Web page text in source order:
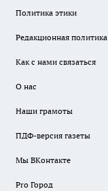
Политика этики
Редакционная политика
Как с нами связаться
О нас
Наши грамоты
ПДФ-версия газеты
Мы ВКонтакте
Pro Город